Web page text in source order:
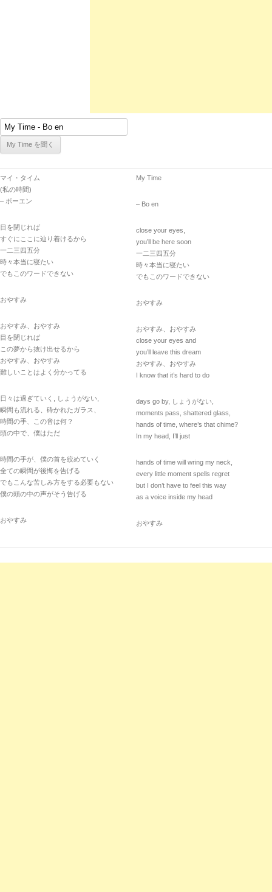
マイ・タイム
(私の時間)
– ボーエン
目を閉じれば
すぐにここに辿り着けるから
一二三四五分
時々本当に寝たい
でもこのワードできない
おやすみ
おやすみ、おやすみ
目を閉じれば
この夢から抜け出せるから
おやすみ、おやすみ
難しいことはよく分かってる
日々は過ぎていく, しょうがない,
瞬間も流れる、砕かれたガラス、
時間の手、この音は何？
頭の中で、僕はただ
時間の手が、僕の首を絞めていく
全ての瞬間が後悔を告げる
でもこんな苦しみ方をする必要もない
僕の頭の中の声がそう告げる
おやすみ
My Time
– Bo en
close your eyes,
you’ll be here soon
一二三四五分
時々本当に寝たい
でもこのワードできない
おやすみ
おやすみ、おやすみ
close your eyes and
you’ll leave this dream
おやすみ、おやすみ
I know that it’s hard to do
days go by, しょうがない,
moments pass, shattered glass,
hands of time, where’s that chime?
In my head, I’ll just
hands of time will wring my neck,
every little moment spells regret
but I don’t have to feel this way
as a voice inside my head
おやすみ